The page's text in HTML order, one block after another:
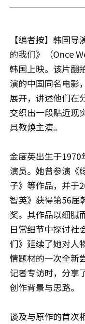
【编者按】韩国
的我们》（Once
韩国上映。该片翻
演的中国同名电影
展开，讲述他们在
交织出一段贴近现
具教焕主演。
金度英出生于1970
演员。她曾参演《
子》等作品，并于
智英》获得第56届
奖。其作品以细腻
日常细节中探讨社
们》延续了她对人
情题材的一次全新
记者专访时，分享
创作背景与思路。
谈及与原作的首次